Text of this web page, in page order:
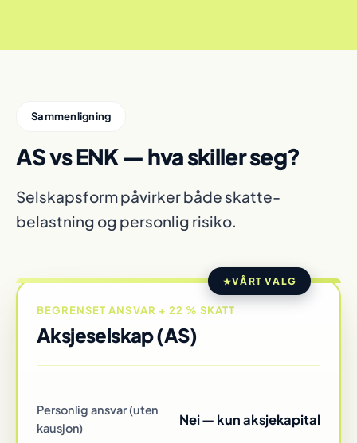
Sammenligning
AS vs ENK — hva skiller seg?
Selskapsform påvirker både skatte-
belastning og personlig risiko.
VÅRT VALG
BEGRENSET ANSVAR + 22 % SKATT
Aksjeselskap (AS)
Personlig ansvar (uten
kausjon)
Nei — kun aksjekapital